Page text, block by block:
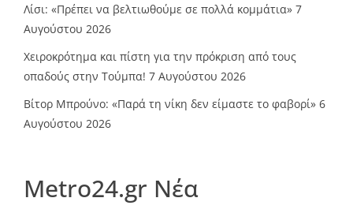
Λίσι: «Πρέπει να βελτιωθούμε σε πολλά κομμάτια» 7
Αυγούστου 2026
Χειροκρότημα και πίστη για την πρόκριση από τους
οπαδούς στην Τούμπα! 7 Αυγούστου 2026
Βίτορ Μπρούνο: «Παρά τη νίκη δεν είμαστε το φαβορί» 6
Αυγούστου 2026
Metro24.gr Νέα